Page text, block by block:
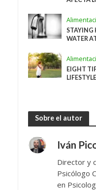
STAYING
WATER
EIGHT
LIFESTYLE
Sobre el autor
Iván
Director y
Psicólogo
en